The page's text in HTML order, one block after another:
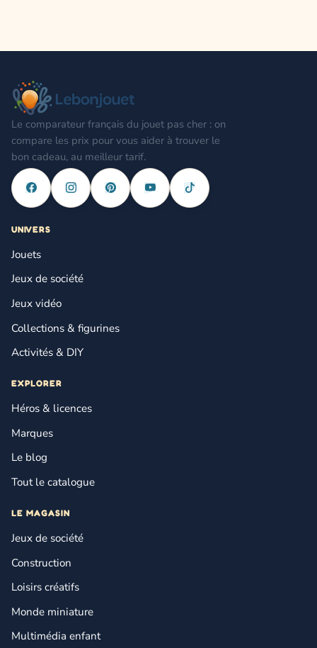
Le comparateur français du jouet pas cher : on
compare les prix pour vous aider à trouver le
bon cadeau, au meilleur tarif.
UNIVERS
Jouets
Jeux de société
Jeux vidéo
Collections & figurines
Activités & DIY
EXPLORER
Héros & licences
Marques
Le blog
Tout le catalogue
LE MAGASIN
Jeux de société
Construction
Loisirs créatifs
Monde miniature
Multimédia enfant